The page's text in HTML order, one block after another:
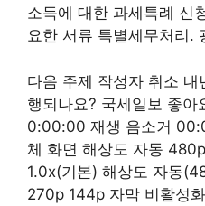
소득에 대한 과세특례 신
요한 서류 특별세무처리.
다음 주제 작성자 취소 내
행되나요? 국세일보 좋아
0:00:00 재생 음소거
체 화면 해상도 자동
1.0x(기본) 해상도 자동
270p 144p 자막 비활성